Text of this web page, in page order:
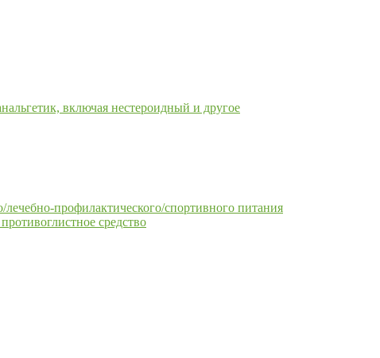
включая нестероидный и другое
профилактического/спортивного питания
средство